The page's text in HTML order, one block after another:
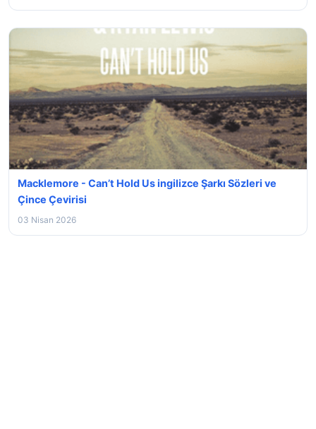
Macklemore - Can’t Hold Us ingilizce Şarkı Sözleri ve
Çince Çevirisi
03 Nisan 2026